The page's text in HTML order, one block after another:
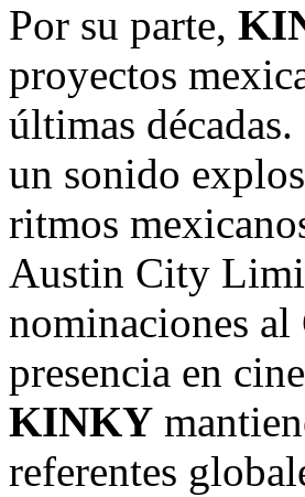
Por su parte,
proyectos
últimas
un sonido
ritmos
Austin City
nominaciones
presencia en
KINKY
referentes